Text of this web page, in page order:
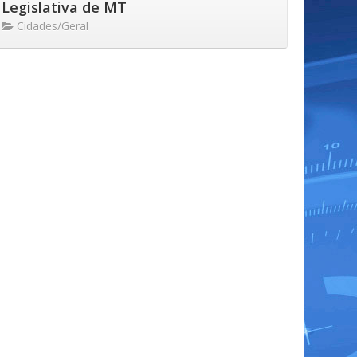
Legislativa de MT
Cidades/Geral